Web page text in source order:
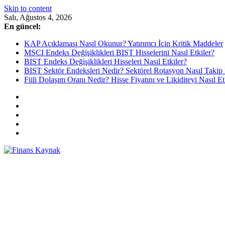
Skip to content
Salı, Ağustos 4, 2026
En güncel:
KAP Açıklaması Nasıl Okunur? Yatırımcı İçin Kritik Maddeler
MSCI Endeks Değişiklikleri BIST Hisselerini Nasıl Etkiler?
BIST Endeks Değişiklikleri Hisseleri Nasıl Etkiler?
BIST Sektör Endeksleri Nedir? Sektörel Rotasyon Nasıl
Fiili Dolaşım Oranı Nedir? Hisse Fiyatını ve Likiditeyi Nasıl